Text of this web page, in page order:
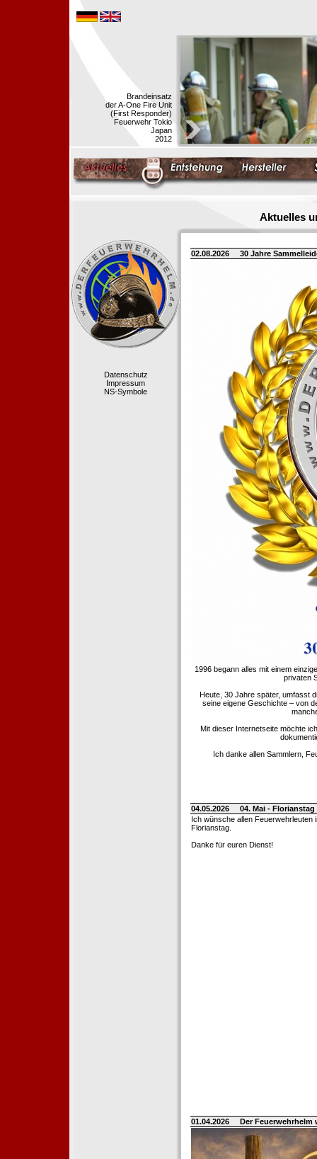
Brandeinsatz
der A-One Fire Unit
(First Responder)
Feuerwehr Tokio
Japan
2012
Aktuelles
Datenschutz
Impressum
NS-Symbole
02.08.2026 30 Jahre
1996 begann alles mit einem
privaten
Heute, 30 Jahre später, umfasst
seine eigene Geschichte – von
Mit dieser Internetseite möchte
Ich danke allen Sammlern,
04.05.2026
04. Mai -
Ich wünsche allen Feuerwehrleuten
Florianstag.
Danke für euren Dienst!
01.04.2026 Der